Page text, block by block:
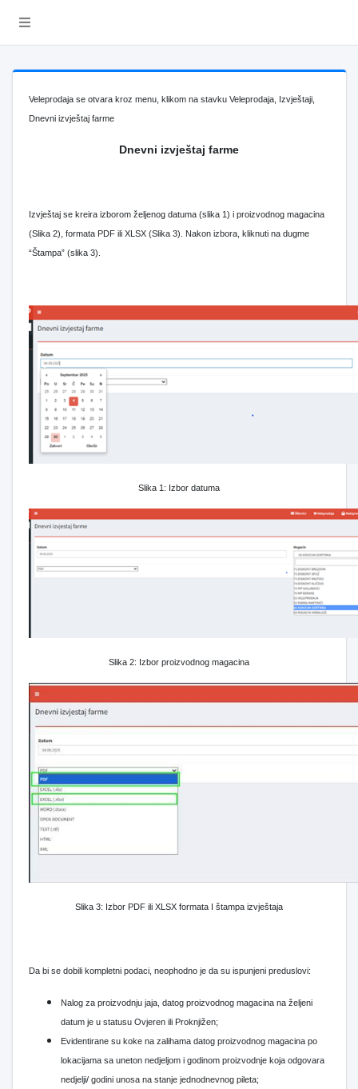
Veleprodaja se otvara kroz menu, klikom na stavku Veleprodaja, Izvještaji,
Dnevni izvještaj farme
Dnevni izvještaj farme
Izvještaj se kreira izborom željenog datuma (slika 1) i proizvodnog magacina
(Slika 2), formata PDF ili XLSX (Slika 3). Nakon izbora, kliknuti na dugme
“Štampa” (slika 3).
Slika 1: Izbor datuma
Slika 2: Izbor proizvodnog magacina
Slika 3: Izbor PDF ili XLSX formata I štampa izvještaja
Da bi se dobili kompletni podaci, neophodno je da su ispunjeni preduslovi:
Nalog za proizvodnju jaja, datog proizvodnog magacina na željeni
datum je u statusu Ovjeren ili Proknjižen;
Evidentirane su koke na zalihama datog proizvodnog magacina po
lokacijama sa uneton nedjeljom i godinom proizvodnje koja odgovara
nedjelji/ godini unosa na stanje jednodnevnog pileta;